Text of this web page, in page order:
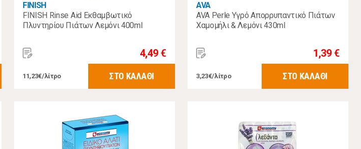
FINISH
FINISH Rinse Aid Εκθαμβωτικό
Πλυντηρίου Πιάτων Λεμόνι 400ml
4,49 €
11,23€/λίτρο ΣΤΟ ΚΑΛΑΘΙ
AVA
AVA Perle Υγρό Απορρυπαντικό Πιάτων
Χαμομήλι & Λεμόνι 430ml
1,39 €
3,23€/λίτρο ΣΤΟ ΚΑΛΑΘΙ